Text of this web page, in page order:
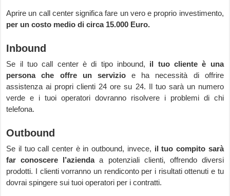
Aprire un call center significa fare un vero e proprio investimento,
per un costo medio di circa 15.000 Euro.
Inbound
Se il tuo call center è di tipo inbound, il tuo cliente è una
persona che offre un servizioe ha necessità di offrire
assistenza ai propri clienti 24 ore su 24. Il tuo sarà un numero
verde e i tuoi operatori dovranno risolvere i problemi di chi
telefona.
Outbound
Se il tuo call center è in outbound, invece, il tuo compito sarà
far conoscere l’aziendaa potenziali clienti, offrendo diversi
prodotti. I clienti vorranno un rendiconto per i risultati ottenuti e tu
dovrai spingere sui tuoi operatori per i contratti.